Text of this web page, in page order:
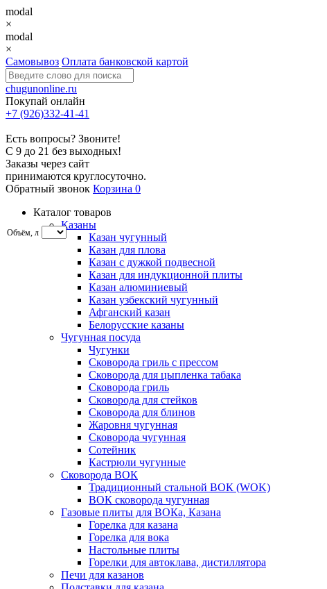
modal
×
modal
×
Самовывоз Оплата банковской картой
chugunonline.ru
Покупай онлайн
+7 (926)332-41-41
Есть вопросы? Звоните!
С 9 до 21 без выходных!
Заказы через сайт
принимаются круглосуточно.
Обратный звонок Корзина 0
Каталог товаров
Казаны
Казан чугунный
Казан для плова
Казан с дужкой подвесной
Казан для индукционной плиты
Казан алюминиевый
Казан узбекский чугунный
Афганский казан
Белорусские казаны
Чугунная посуда
Чугунки
Сковорода гриль с прессом
Сковорода для цыпленка табака
Сковорода гриль
Сковорода для стейков
Сковорода для блинов
Жаровня чугунная
Сковорода чугунная
Сотейник
Кастрюли чугунные
Сковорода ВОК
Традиционный стальной ВОК (WOK)
ВОК сковорода чугунная
Газовые плиты для ВОКа, Казана
Горелка для казана
Горелка для вока
Настольные плиты
Горелки для автоклава, дистиллятора
Печи для казанов
Объём, л